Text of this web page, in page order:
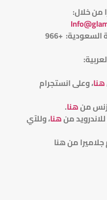
من خلال:
الهاتف في المملكة العربية السعودية: +966
هنا، وعلى انستجرام
منهنا.
منهنا، وللآي
من هنا